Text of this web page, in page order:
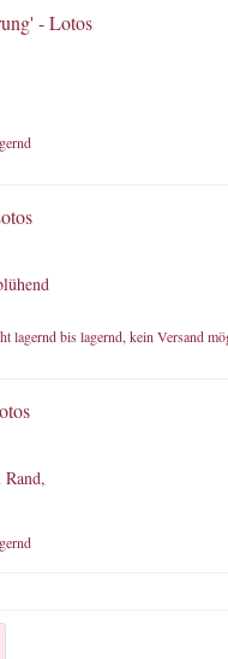
- Lotos
lagernd bis lagernd, kein Versand